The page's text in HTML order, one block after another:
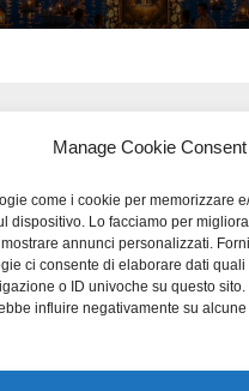
Manage Cookie Consent
come i cookie per memorizzare
dispositivo. Lo facciamo per
annunci personalizzati.
ci consente di elaborare dati
o ID univoche su questo sito.
influire negativamente su